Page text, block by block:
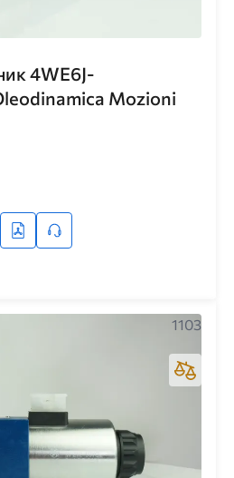
4WE6J-
Mozioni
1103